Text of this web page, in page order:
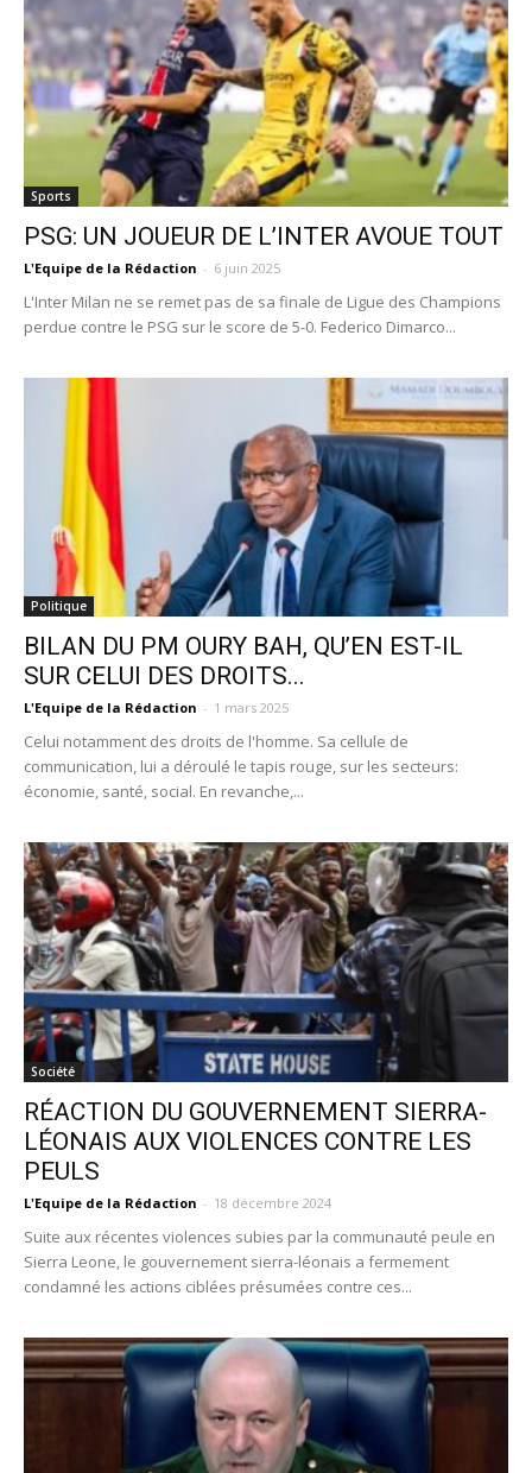
Sports
PSG: UN JOUEUR DE L’INTER AVOUE TOUT
L'Equipe de la Rédaction - 6 juin 2025
L'Inter Milan ne se remet pas de sa finale de Ligue des Champions
perdue contre le PSG sur le score de 5-0. Federico Dimarco...
Politique
BILAN DU PM OURY BAH, QU’EN EST-IL
SUR CELUI DES DROITS...
L'Equipe de la Rédaction - 1 mars 2025
Celui notamment des droits de l'homme. Sa cellule de
communication, lui a déroulé le tapis rouge, sur les secteurs:
économie, santé, social. En revanche,...
Société
RÉACTION DU GOUVERNEMENT SIERRA-
LÉONAIS AUX VIOLENCES CONTRE LES
PEULS
L'Equipe de la Rédaction - 18 décembre 2024
Suite aux récentes violences subies par la communauté peule en
Sierra Leone, le gouvernement sierra-léonais a fermement
condamné les actions ciblées présumées contre ces...